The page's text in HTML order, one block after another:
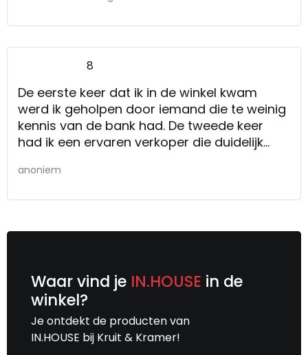
8
De eerste keer dat ik in de winkel kwam
werd ik geholpen door iemand die te weinig
kennis van de bank had. De tweede keer
had ik een ervaren verkoper die duidelijk
prettig, omdat je dan weet wat je koopt.
anoniem
Waar vind je IN.HOUSE in de
winkel?
Je ontdekt de producten van
IN.HOUSE bij Kruit & Kramer!